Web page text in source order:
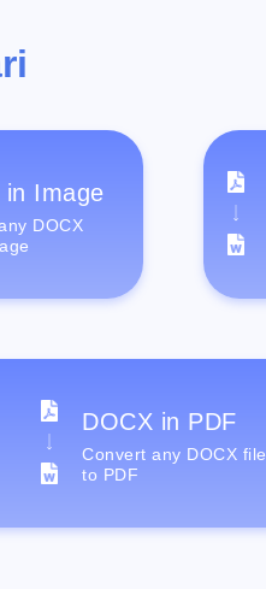
in Image
DOCX
DOCX in PDF
Convert any DOCX file
to PDF